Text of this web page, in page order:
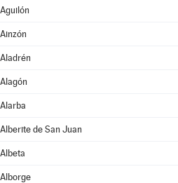
Aguilón
Ainzón
Aladrén
Alagón
Alarba
Alberite de San Juan
Albeta
Alborge